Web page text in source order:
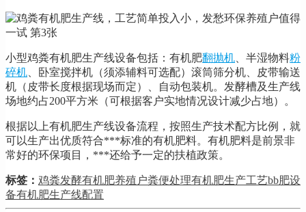
小型鸡粪有机肥生产线设备包括：有机肥翻抛机 、半湿物料粉
碎机 、卧室搅拌机（须添辅料可选配）滚筒筛分机、皮带输送
机（皮带长度根据现场而定）、自动包装机。发酵槽及生产线
场地约占200平方米（可根据客户实地情况设计减少占地）。
根据以上有机肥生产线设备流程，按照生产技术配方比例，就
可以生产出优质符合***标准的有机肥料。有机肥料是前景非
常好的环保项目，***还给予一定的扶植政策。
标签： 鸡粪发酵有机肥养殖户粪便处理有机肥生产工艺bb肥设
备有机肥生产线配置